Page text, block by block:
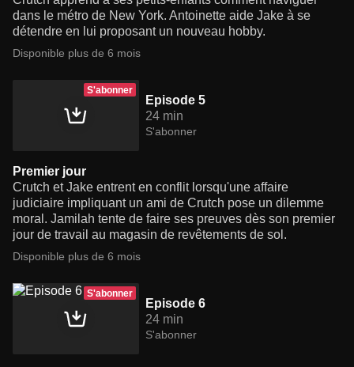
dans le métro de New York. Antoinette aide Jake à se
détendre en lui proposant un nouveau hobby.
Disponible plus de 6 mois
S'abonner
Episode 5
24 min
S'abonner
Premier jour
Crutch et Jake entrent en conflit lorsqu'une affaire
judiciaire impliquant un ami de Crutch pose un dilemme
moral. Jamilah tente de faire ses preuves dès son premier
jour de travail au magasin de revêtements de sol.
Disponible plus de 6 mois
S'abonner
Episode 6
24 min
S'abonner